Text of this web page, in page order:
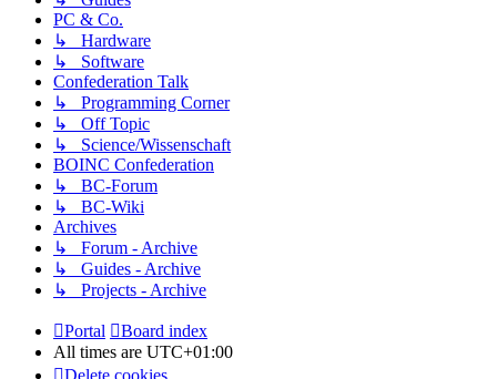
PC & Co.
↳ Hardware
↳ Software
Confederation Talk
↳ Programming Corner
↳ Off Topic
↳ Science/Wissenschaft
BOINC Confederation
↳ BC-Forum
↳ BC-Wiki
Archives
↳ Forum - Archive
↳ Guides - Archive
↳ Projects - Archive
Portal
Board index
All times are UTC+01:00
Delete cookies